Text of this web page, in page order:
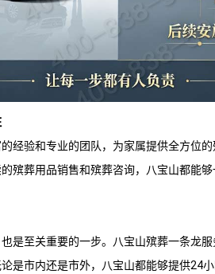
经验和专业的团队，为家属提供全方位
殡葬用品销售和殡葬咨询，八宝山都能
是至关重要的一步。
八宝山殡葬一条龙
是市内还是市外，八宝山都能够提供24